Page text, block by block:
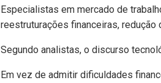
Especialistas em mercado de
reestruturações financeiras,
Segundo analistas, o discurso
Em vez de admitir dificuldades